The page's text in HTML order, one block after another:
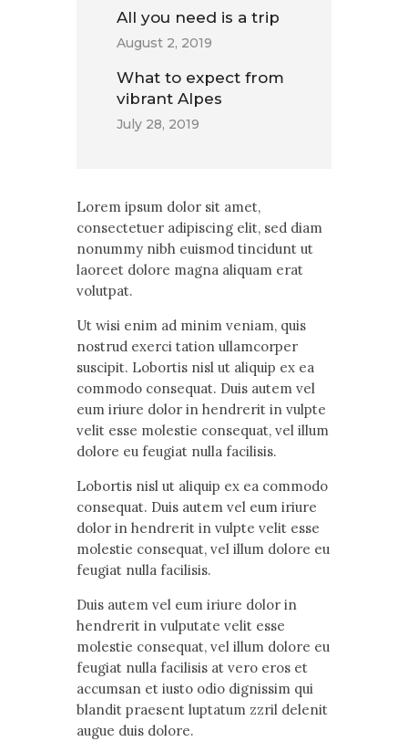
All you need is a trip
August 2, 2019
What to expect from
vibrant Alpes
July 28, 2019
Lorem ipsum dolor sit amet,
consectetuer adipiscing elit, sed diam
nonummy nibh euismod tincidunt ut
laoreet dolore magna aliquam erat
volutpat.
Ut wisi enim ad minim veniam, quis
nostrud exerci tation ullamcorper
suscipit. Lobortis nisl ut aliquip ex ea
commodo consequat. Duis autem vel
eum iriure dolor in hendrerit in vulpte
velit esse molestie consequat, vel illum
dolore eu feugiat nulla facilisis.
Lobortis nisl ut aliquip ex ea commodo
consequat. Duis autem vel eum iriure
dolor in hendrerit in vulpte velit esse
molestie consequat, vel illum dolore eu
feugiat nulla facilisis.
Duis autem vel eum iriure dolor in
hendrerit in vulputate velit esse
molestie consequat, vel illum dolore eu
feugiat nulla facilisis at vero eros et
accumsan et iusto odio dignissim qui
blandit praesent luptatum zzril delenit
augue duis dolore.